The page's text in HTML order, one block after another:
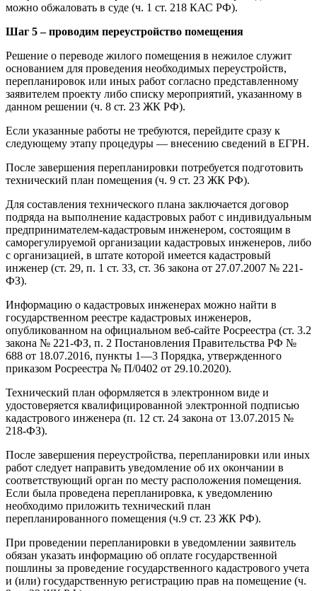
можно обжаловать в суде (ч. 1 ст. 218 КАС РФ).
Шаг 5 – проводим переустройство помещения
Решение о переводе жилого помещения в нежилое служит
основанием для проведения необходимых переустройств,
перепланировок или иных работ согласно представленному
заявителем проекту либо списку мероприятий, указанному в
данном решении (ч. 8 ст. 23 ЖК РФ).
Если указанные работы не требуются, перейдите сразу к
следующему этапу процедуры — внесению сведений в ЕГРН.
После завершения перепланировки потребуется подготовить
технический план помещения (ч. 9 ст. 23 ЖК РФ).
Для составления технического плана заключается договор
подряда на выполнение кадастровых работ с индивидуальным
предпринимателем-кадастровым инженером, состоящим в
саморегулируемой организации кадастровых инженеров, либо
с организацией, в штате которой имеется кадастровый
инженер (ст. 29, п. 1 ст. 33, ст. 36 закона от 27.07.2007 № 221-
ФЗ).
Информацию о кадастровых инженерах можно найти в
государственном реестре кадастровых инженеров,
опубликованном на официальном веб-сайте Росреестра (ст. 3.2
закона № 221-ФЗ, п. 2 Постановления Правительства РФ №
688 от 18.07.2016, пункты 1—3 Порядка, утвержденного
приказом Росреестра № П/0402 от 29.10.2020).
Технический план оформляется в электронном виде и
удостоверяется квалифицированной электронной подписью
кадастрового инженера (п. 12 ст. 24 закона от 13.07.2015 №
218-ФЗ).
После завершения переустройства, перепланировки или иных
работ следует направить уведомление об их окончании в
соответствующий орган по месту расположения помещения.
Если была проведена перепланировка, к уведомлению
необходимо приложить технический план
перепланированного помещения (ч.9 ст. 23 ЖК РФ).
При проведении перепланировки в уведомлении заявитель
обязан указать информацию об оплате государственной
пошлины за проведение государственного кадастрового учета
и (или) государственную регистрацию прав на помещение (ч.